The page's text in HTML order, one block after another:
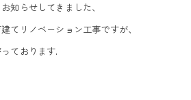
知らせしてきました、
てリノベーション工事ですが、
ております.